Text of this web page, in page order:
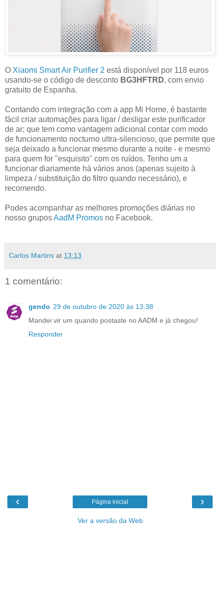
O Xiaomi Smart Air Purifier 2 está disponível por 118 euros
usando-se o código de desconto BG3HFTRD, com envio
gratuito de Espanha.
Contando com integração com a app Mi Home, é bastante
fácil criar automações para ligar / desligar este purificador
de ar; que tem como vantagem adicional contar com modo
de funcionamento nocturno ultra-silencioso, que permite que
seja deixado a funcionar mesmo durante a noite - e mesmo
para quem for "esquisito" com os ruídos. Tenho um a
funcionar diariamente há vários anos (apenas sujeito à
limpeza / substituição do filtro quando necessário), e
recomendo.
Podes acompanhar as melhores promoções diárias no
nosso gruposAadM Promos no Facebook.
Carlos Martins at 13:13
1 comentário:
gendo 29 de outubro de 2020 às 13:38
Mandei vir um quando postaste no AADM e já chegou!
Responder
‹ ›
Página inicial
Ver a versão da Web